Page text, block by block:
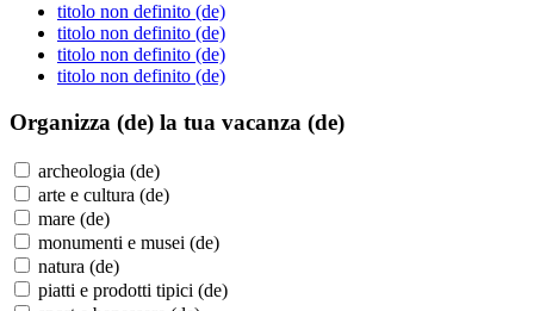
titolo non definito (de)
titolo non definito (de)
titolo non definito (de)
titolo non definito (de)
Organizza (de) la tua vacanza (de)
archeologia (de)
arte e cultura (de)
mare (de)
monumenti e musei (de)
natura (de)
piatti e prodotti tipici (de)